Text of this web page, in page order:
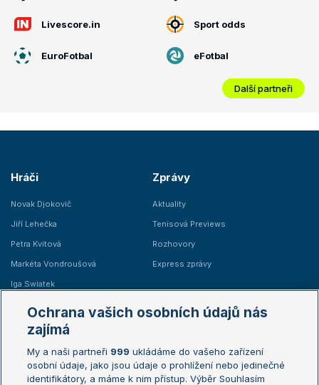
Livescore.in Sport odds
EuroFotbal eFotbal
Další partneři
Hráči
Novak Djokovič
Jiří Lehečka
Petra Kvitová
Markéta Vondroušová
Iga Swiatek
Zprávy
Aktuality
Tenisová Previews
Rozhovory
Express zprávy
Žebříčky
Žebříček ATP (muži)
Žebříček WTA (ženy)
Australian Open
French Open
Ochrana vašich osobních údajů nás
zajímá
My a naši partneři 999 ukládáme do vašeho zařízení
osobní údaje, jako jsou údaje o prohlížení nebo jedinečné
identifikátory, a máme k nim přístup. Výběr Souhlasím